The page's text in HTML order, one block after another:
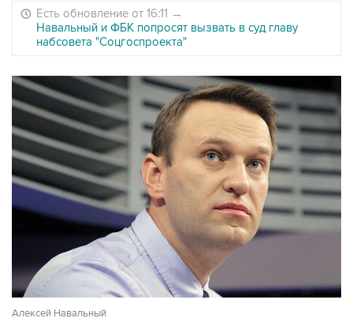
Есть обновление от 16:11 →
Навальный и ФБК попросят вызвать в суд главу
набсовета "Соцгоспроекта"
Алексей Навальный